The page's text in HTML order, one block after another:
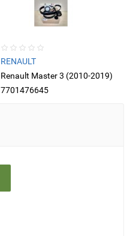
RENAULT
Renault Master 3 (2010-2019)
7701476645